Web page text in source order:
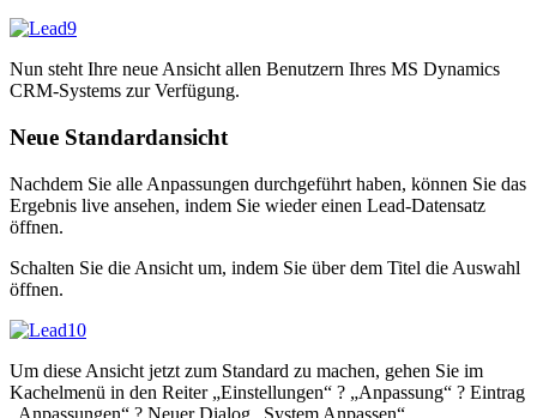
Nun steht Ihre neue Ansicht allen Benutzern Ihres MS Dynamics
CRM-Systems zur Verfügung.
Neue Standardansicht
Nachdem Sie alle Anpassungen durchgeführt haben, können Sie das
Ergebnis live ansehen, indem Sie wieder einen Lead-Datensatz
öffnen.
Schalten Sie die Ansicht um, indem Sie über dem Titel die Auswahl
öffnen.
Um diese Ansicht jetzt zum Standard zu machen, gehen Sie im
Kachelmenü in den Reiter „Einstellungen“ ? „Anpassung“ ? Eintrag
„Anpassungen“ ? Neuer Dialog „System Anpassen“